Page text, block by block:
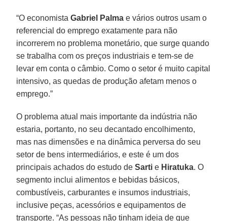
“O economistaGabriel Palma e vários outros usam o
referencial do emprego exatamente para não
incorrerem no problema monetário, que surge quando
se trabalha com os preços industriais e tem-se de
levar em conta o câmbio. Como o setor é muito capital
intensivo, as quedas de produção afetam menos o
emprego.”
O problema atual mais importante da indústria não
estaria, portanto, no seu decantado encolhimento,
mas nas dimensões e na dinâmica perversa do seu
setor de bens intermediários, e este é um dos
principais achados do estudo deSarti e Hiratuka. O
segmento inclui alimentos e bebidas básicos,
combustíveis, carburantes e insumos industriais,
inclusive peças, acessórios e equipamentos de
transporte. “As pessoas não tinham ideia de que